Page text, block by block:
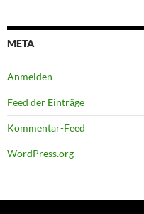
META
Anmelden
Feed der Einträge
Kommentar-Feed
WordPress.org